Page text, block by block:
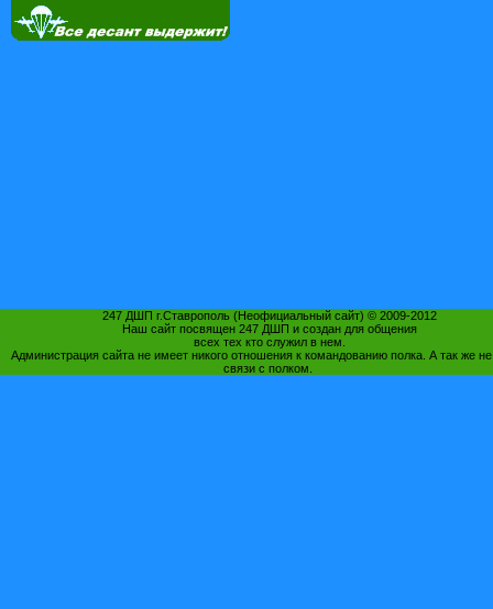
247 ДШП г.Ставрополь (Неофициальный сайт) © 2009-2012
Наш сайт посвящен 247 ДШП и создан для общения
всех тех кто служил в нем.
Администрация сайта не имеет никого отношения к командованию полка. А так же
связи с полком.